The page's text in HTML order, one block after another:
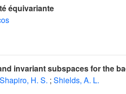
équivariante
invariant subspaces for the
Shapiro, H. S. ; Shields, A. L.